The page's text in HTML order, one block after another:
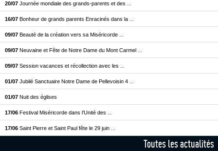
20/07 Journée mondiale des grands-parents et des ...
16/07 Bonheur de grands parents Enracinés dans la ...
09/07 Beauté de la création vers sa Miséricorde ...
09/07 Neuvaine et Fête de Notre Dame du Mont Carmel ...
09/07 Session vacances et récollection avec les ...
01/07 Jubilé Sanctuaire Notre Dame de Pellevoisin 4 ...
01/07 Nuit des églises
17/06 Festival Miséricorde dans l’Unité des ...
17/06 Saint Pierre et Saint Paul fête le 29 juin ...
Toutes les actualités